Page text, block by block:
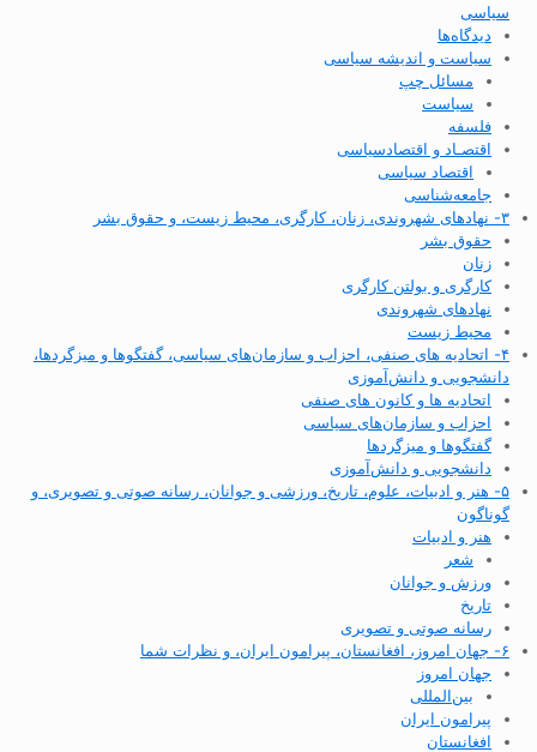
سیاسی
دیدگاه‌ها
سیاست و اندیشه سیاسی
مسائل چپ
سیاست
فلسفه
اقتصـاد و اقتصاد‌سیاسی
اقتصاد سیاسی
جامعه‌شناسی
۳- نهادهای شهروندی، زنان، کارگری، محیط زیست، و حقوق بشر
حقوق بشر
زنان
کارگری و بولتن کارگری
نهادهای شهروندی
محیط زیست
۴- اتحادیه های صنفی، احزاب و سازمان‌های سیاسی، گفتگوها و میزگردها،
دانشجویی و دانش‌آموزی
اتحادیه ها و کانون های صنفی
احزاب و سازمان‌های سیاسی
گفتگوها و میزگردها
دانشجویی و دانش‌آموزی
۵- هنر و ادبیات، علوم، تاریخ، ورزشی و جوانان، رسانه صوتی و تصویری، و
گوناگون
هنر و ادبیات
شعر
ورزش و جوانان
تاریخ
رسانه صوتی و تصویری
۶- جهان امروز، افغانستان، پیرامون ایران، و نظرات شما
جهان امروز
بین‌المللی
پیرامون ایران
افغانستان